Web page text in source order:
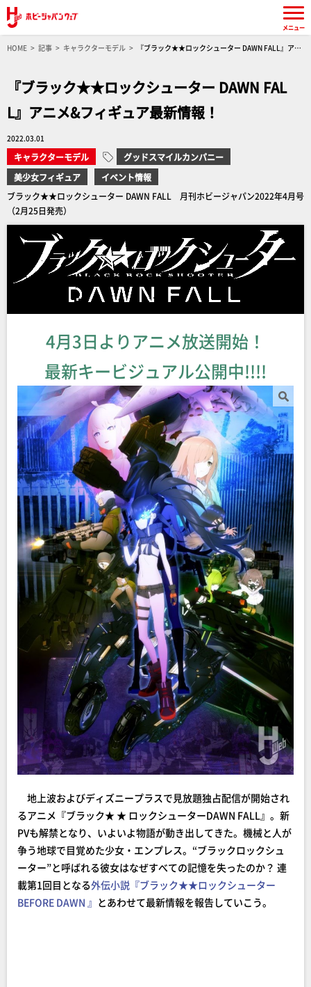
HOME 記事 キャラクターモデル
『ブラック★★ロックシューター DAWN FALL』アニ
『ブラック★★ロックシューター DAWN FAL
L』アニメ&フィギュア最新情報！
2022.03.01
キャラクターモデル
グッドスマイルカンパニー
美少女フィギュア
イベント情報
ブラック★★ロックシューター DAWN FALL 月刊ホビージャパン2022年4月号
（2月25日発売）
4月3日よりアニメ放送開始！
最新キービジュアル公開中!!!!
地上波およびディズニープラスで見放題独占配信が開始され
るアニメ『ブラック★ ★ ロックシューターDAWN FALL』。新
PVも解禁となり、いよいよ物語が動き出してきた。機械と人が
争う地球で目覚めた少女・エンプレス。“ブラックロックシュ
ーター”と呼ばれる彼女はなぜすべての記憶を失ったのか？ 連
載第1回目となる外伝小説『ブラック★★ロックシューター
BEFORE DAWN 』 とあわせて最新情報を報告していこう。
メニュー